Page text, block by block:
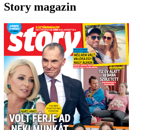
Story magazin